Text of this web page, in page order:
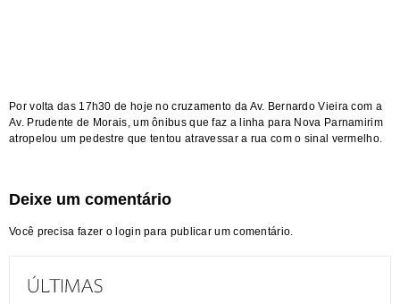
Por volta das 17h30 de hoje no cruzamento da Av. Bernardo Vieira com a
Av. Prudente de Morais, um ônibus que faz a linha para Nova Parnamirim
atropelou um pedestre que tentou atravessar a rua com o sinal vermelho.
Deixe um comentário
Você precisa fazer o login para publicar um comentário.